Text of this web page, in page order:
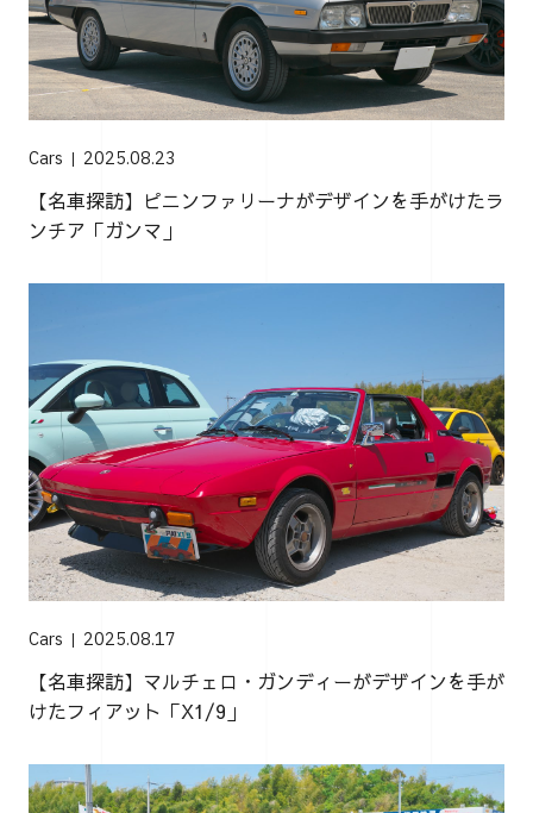
Cars 2025.08.23
【名車探訪】ピニンファリーナがデザインを手がけたラ
ンチア「ガンマ」
Cars 2025.08.17
【名車探訪】マルチェロ・ガンディーがデザインを手が
けたフィアット「X1/9」